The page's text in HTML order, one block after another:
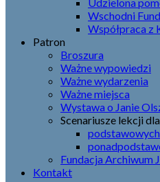
Wschodni
Współpraca z
Patron
Broszura
Ważne wypowiedzi
Ważne wydarzenia
Ważne miejsca
Wystawa o Janie
Scenariusze lekcji
podstawowych
Fundacja Archiwum
Kontakt